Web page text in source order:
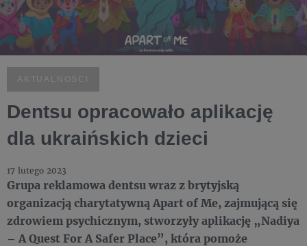
AKTUALNOŚCI
Dentsu opracowało aplikację
dla ukraińskich dzieci
17 lutego 2023
Grupa reklamowa dentsu wraz z brytyjską
organizacją charytatywną Apart of Me, zajmującą się
zdrowiem psychicznym, stworzyły aplikację „Nadiya
– A Quest For A Safer Place”, która pomoże